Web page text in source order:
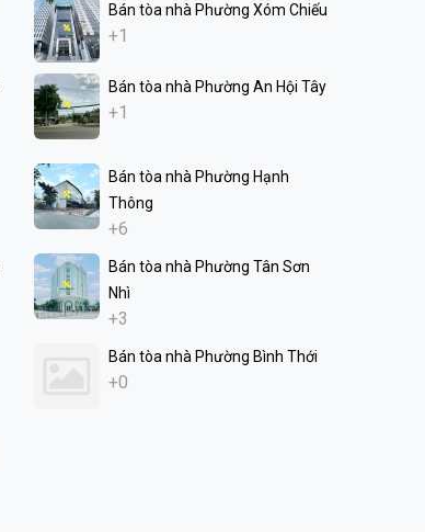
Bán tòa nhà Phường Xóm Chiếu
+1
Bán tòa nhà Phường An Hội Tây
+1
Bán tòa nhà Phường Hạnh
Thông
+6
Bán tòa nhà Phường Tân Sơn
Nhì
+3
Bán tòa nhà Phường Bình Thới
+0